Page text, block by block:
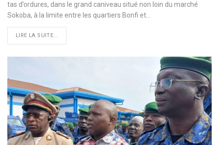
tas d’ordures, dans le grand caniveau situé non loin du marché
Sokoba, à la limite entre les quartiers Bonfi et…
LIRE LA SUITE...